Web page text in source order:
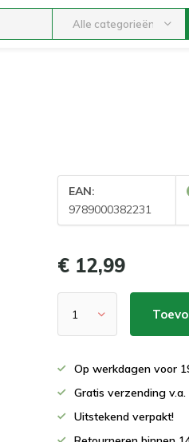
Alle categorieën
EAN:
9789000382231
€ 12,99
Op werkdagen voor
Gratis verzending
Uitstekend verpakt!